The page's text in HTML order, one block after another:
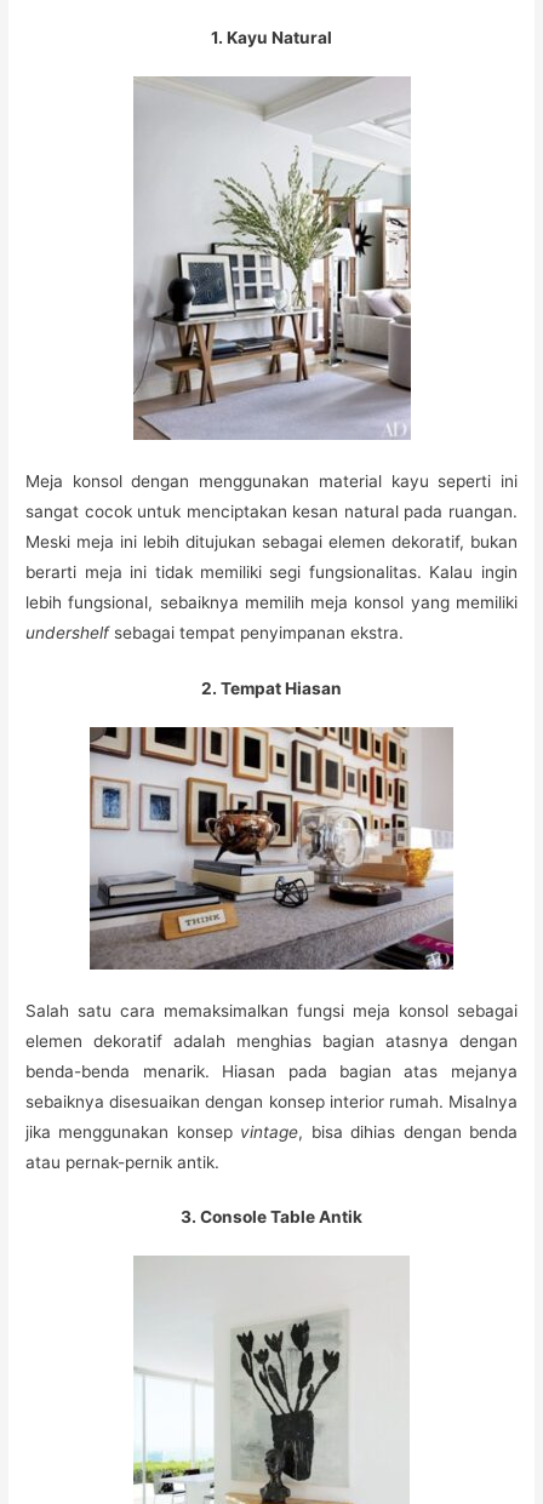
1. Kayu Natural
Meja konsol dengan menggunakan material kayu seperti ini
sangat cocok untuk menciptakan kesan natural pada ruangan.
Meski meja ini lebih ditujukan sebagai elemen dekoratif, bukan
berarti meja ini tidak memiliki segi fungsionalitas. Kalau ingin
lebih fungsional, sebaiknya memilih meja konsol yang memiliki
undershelfsebagai tempat penyimpanan ekstra.
2. Tempat Hiasan
Salah satu cara memaksimalkan fungsi meja konsol sebagai
elemen dekoratif adalah menghias bagian atasnya dengan
benda-benda menarik. Hiasan pada bagian atas mejanya
sebaiknya disesuaikan dengan konsep interior rumah. Misalnya
jika menggunakan konsepvintage, bisa dihias dengan benda
atau pernak-pernik antik.
3. Console Table Antik